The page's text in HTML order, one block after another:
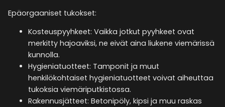
Epäorgaaniset tukokset:
Kosteuspyyhkeet: Vaikka jotkut pyyhkeet ovat
merkitty hajoaviksi, ne eivät aina liukene viemärissä
kunnolla.
Hygieniatuotteet: Tamponit ja muut
henkilökohtaiset hygieniatuotteet voivat aiheuttaa
tukoksia viemäriputkistossa.
Rakennusjätteet: Betonipöly, kipsi ja muu raskas